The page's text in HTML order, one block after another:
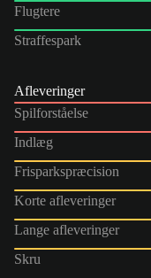
Flugtere
Straffespark
Afleveringer
Spilforståelse
Indlæg
Frisparkspræcision
Korte afleveringer
Lange afleveringer
Skru